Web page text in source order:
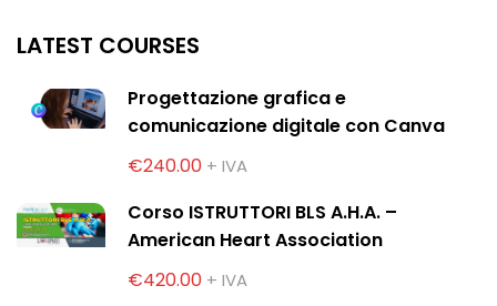
LATEST COURSES
Progettazione grafica e
comunicazione digitale con Canva
€240.00 + IVA
Corso ISTRUTTORI BLS A.H.A. –
American Heart Association
€420.00 + IVA